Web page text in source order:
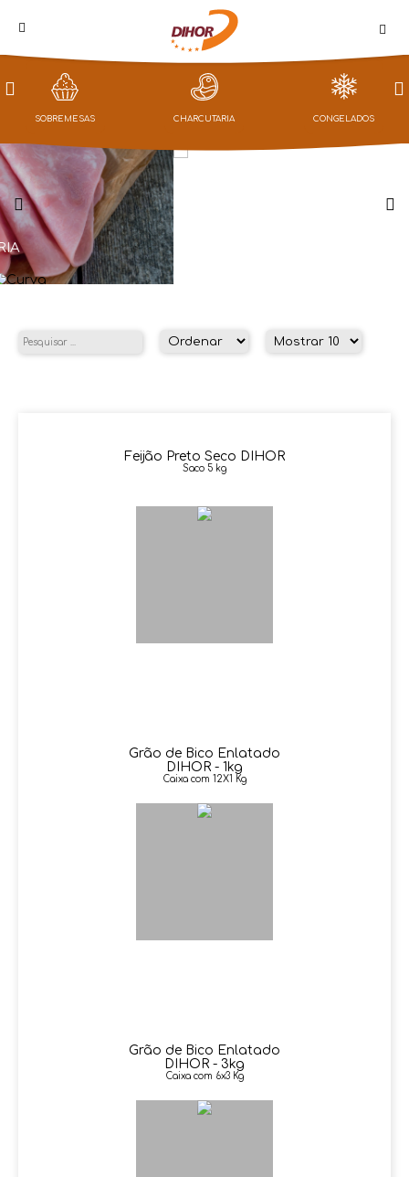
PROMOÇÕES
LOJA
CAMPANHAS
NOTÍCIAS
QUEM
SOMOS
CONTACTOS
SOBREMESAS CHARCUTARIA CONGELADOS
CONGELADOS
Feijão Preto Seco DIHOR
Saco 5 kg
Grão de Bico Enlatado
DIHOR - 1kg
Caixa com 12X1 Kg
Grão de Bico Enlatado
DIHOR - 3kg
Caixa com 6x3 Kg